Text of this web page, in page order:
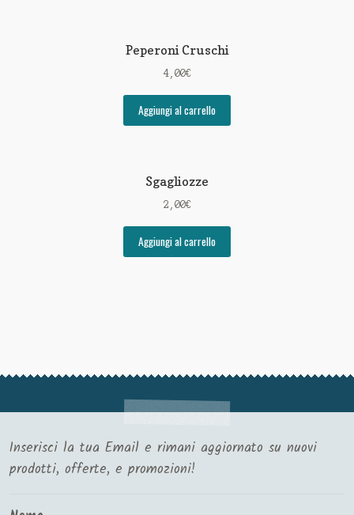
Peperoni Cruschi
4,00€
Aggiungi al carrello
Sgagliozze
2,00€
Aggiungi al carrello
Inserisci la tua Email e rimani aggiornato su nuovi
prodotti, offerte, e promozioni!